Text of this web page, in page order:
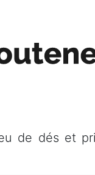
de dés et